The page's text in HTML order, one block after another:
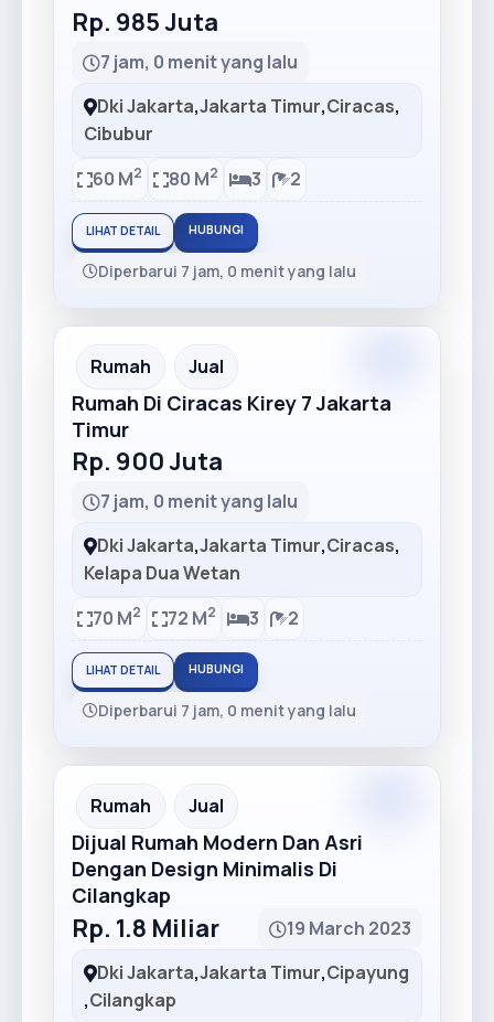
Rp. 985 Juta
7 jam, 0 menit yang lalu
Dki Jakarta,Jakarta Timur,Ciracas,
Cibubur
60 M2 80 M2 3 2
LIHAT DETAIL HUBUNGI
Diperbarui 7 jam, 0 menit yang lalu
Recommended
Rumah Jual
Rumah Di Ciracas Kirey 7 Jakarta
Timur
Rp. 900 Juta
7 jam, 0 menit yang lalu
Dki Jakarta,Jakarta Timur,Ciracas,
Kelapa Dua Wetan
70 M2 72 M2 3 2
LIHAT DETAIL HUBUNGI
Diperbarui 7 jam, 0 menit yang lalu
Recommended
Rumah Jual
Dijual Rumah Modern Dan Asri
Dengan Design Minimalis Di
Cilangkap
Rp. 1.8 Miliar
19 March 2023
Dki Jakarta,Jakarta Timur,Cipayung
,Cilangkap